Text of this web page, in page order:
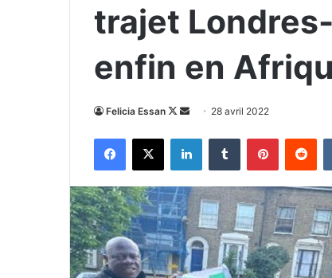
trajet
enfin en
Felicia Essan
Follow
X
Envoyer28 avril 2022
Facebook
X LinkedinTumblr Pinterest